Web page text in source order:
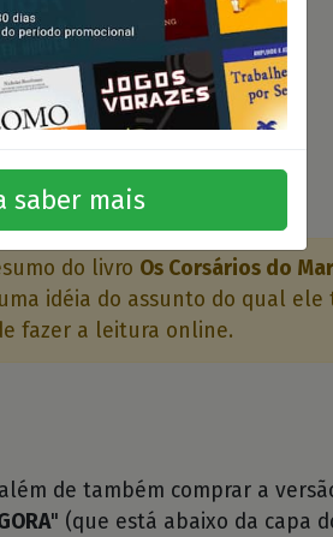
do livro Os Corsários do
idéia do assunto do qual ele
fazer a leitura online.
de também comprar a
" (que está abaixo da capa
saber mais